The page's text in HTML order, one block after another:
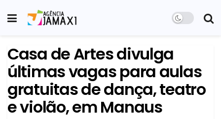
Casa de Artes divulga
últimas vagas para aulas
gratuitas de dança, teatro
e violão, em Manaus